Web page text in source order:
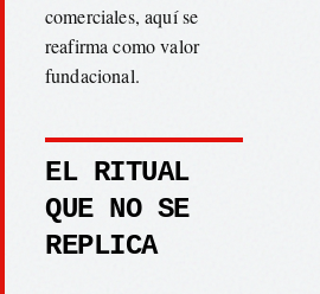
comerciales, aquí se
reafirma como valor
fundacional.
EL RITUAL
QUE NO SE
REPLICA